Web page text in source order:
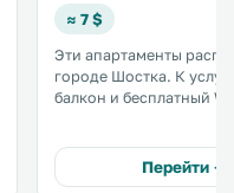
≈ 7 $
Эти апартаменты
городе Шостка. К услугам гостей
балкон и бесплатный
Гостям этих
собственной кухней
Перейти →